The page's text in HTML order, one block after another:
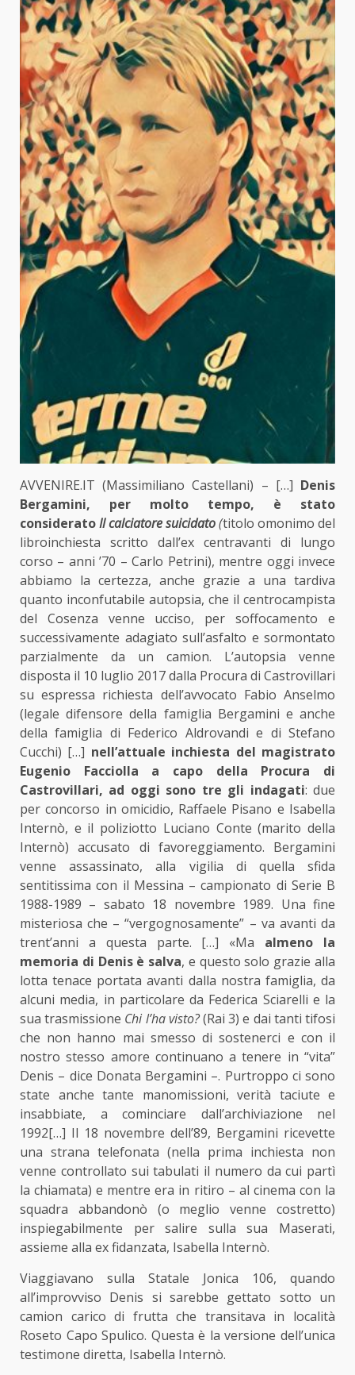
AVVENIRE.IT (Massimiliano Castellani) – […] Denis
Bergamini, per molto tempo, è stato
consideratoIl calciatore suicidato(titolo omonimo del
libroinchiesta scritto dall’ex centravanti di lungo
corso – anni ’70 – Carlo Petrini), mentre oggi invece
abbiamo la certezza, anche grazie a una tardiva
quanto inconfutabile autopsia, che il centrocampista
del Cosenza venne ucciso, per soffocamento e
successivamente adagiato sull’asfalto e sormontato
parzialmente da un camion. L’autopsia venne
disposta il 10 luglio 2017 dalla Procura di Castrovillari
su espressa richiesta dell’avvocato Fabio Anselmo
(legale difensore della famiglia Bergamini e anche
della famiglia di Federico Aldrovandi e di Stefano
Cucchi) […] nell’attuale inchiesta del magistrato
Eugenio Facciolla a capo della Procura di
Castrovillari, ad oggi sono tre gli indagati: due
per concorso in omicidio, Raffaele Pisano e Isabella
Internò, e il poliziotto Luciano Conte (marito della
Internò) accusato di favoreggiamento. Bergamini
venne assassinato, alla vigilia di quella sfida
sentitissima con il Messina – campionato di Serie B
1988-1989 – sabato 18 novembre 1989. Una fine
misteriosa che – “vergognosamente” – va avanti da
trent’anni a questa parte. […] «Ma almeno la
memoria di Denis è salva, e questo solo grazie alla
lotta tenace portata avanti dalla nostra famiglia, da
alcuni media, in particolare da Federica Sciarelli e la
sua trasmissione Chi l’ha visto?(Rai 3) e dai tanti tifosi
che non hanno mai smesso di sostenerci e con il
nostro stesso amore continuano a tenere in “vita”
Denis – dice Donata Bergamini –. Purtroppo ci sono
state anche tante manomissioni, verità taciute e
insabbiate, a cominciare dall’archiviazione nel
1992[…] Il 18 novembre dell’89, Bergamini ricevette
una strana telefonata (nella prima inchiesta non
venne controllato sui tabulati il numero da cui partì
la chiamata) e mentre era in ritiro – al cinema con la
squadra abbandonò (o meglio venne costretto)
inspiegabilmente per salire sulla sua Maserati,
assieme alla ex fidanzata, Isabella Internò.
Viaggiavano sulla Statale Jonica 106, quando
all’improvviso Denis si sarebbe gettato sotto un
camion carico di frutta che transitava in località
Roseto Capo Spulico. Questa è la versione dell’unica
testimone diretta, Isabella Internò.